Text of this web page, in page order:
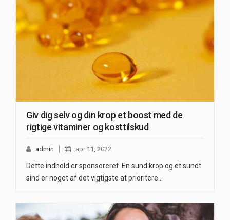
Giv dig selv og din krop et boost med de
rigtige vitaminer og kosttilskud
admin apr 11, 2022
Dette indhold er sponsoreret En sund krop og et sundt
sind er noget af det vigtigste at prioritere…